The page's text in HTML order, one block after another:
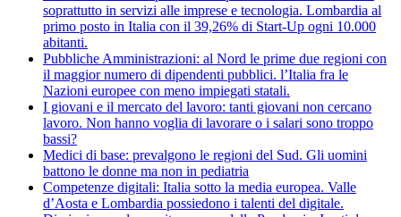
soprattutto in servizi alle imprese e tecnologia. Lombardia al
primo posto in Italia con il 39,26% di Start-Up ogni 10.000
abitanti.
Pubbliche Amministrazioni: al Nord le prime due regioni con
il maggior numero di dipendenti pubblici. l’Italia fra le
Nazioni europee con meno impiegati statali.
I giovani e il mercato del lavoro: tanti giovani non cercano
lavoro. Non hanno voglia di lavorare o i salari sono troppo
bassi?
Medici di base: prevalgono le regioni del Sud. Gli uomini
battono le donne ma non in pediatria
Competenze digitali: Italia sotto la media europea. Valle
d’Aosta e Lombardia possiedono i talenti del digitale.